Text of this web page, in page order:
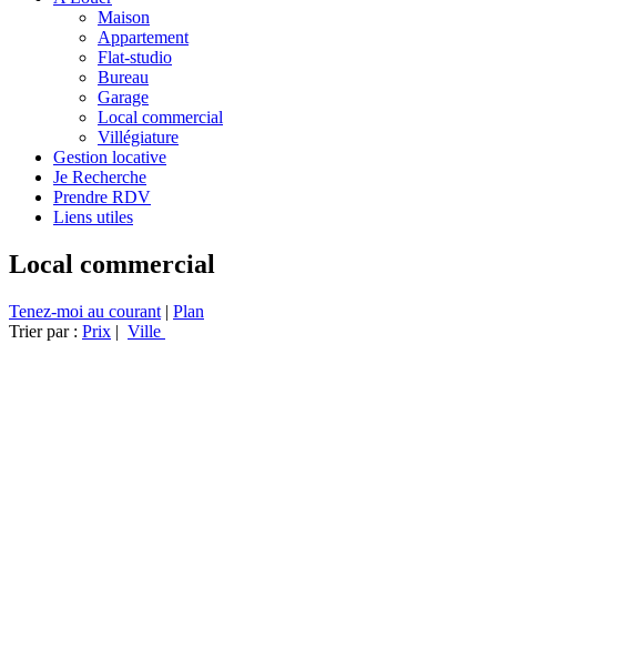
Maison
Appartement
Flat-studio
Bureau
Garage
Local commercial
Villégiature
Gestion locative
Je Recherche
Prendre RDV
Liens utiles
Local commercial
Tenez-moi au courant | Plan
Trier par : Prix | Ville